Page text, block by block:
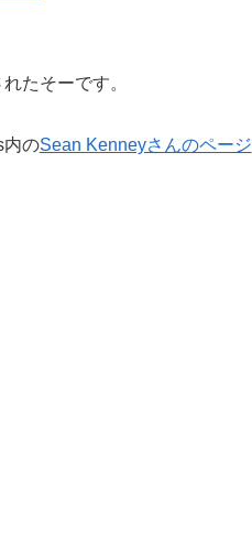
たそーです。
内のSean Kenneyさんのページ